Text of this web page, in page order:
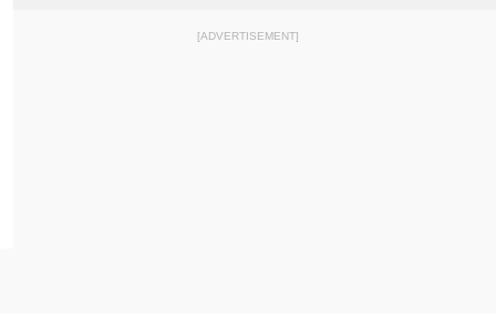
[ADVERTISEMENT]